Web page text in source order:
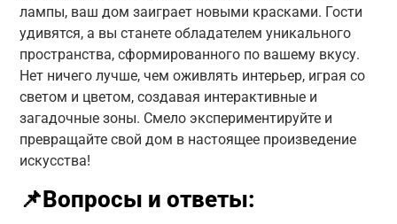
лампы, ваш дом заиграет новыми красками. Гости
удивятся, а вы станете обладателем уникального
пространства, сформированного по вашему вкусу.
Нет ничего лучше, чем оживлять интерьер, играя со
светом и цветом, создавая интерактивные и
загадочные зоны. Смело экспериментируйте и
превращайте свой дом в настоящее произведение
искусства!
📌Вопросы и ответы: